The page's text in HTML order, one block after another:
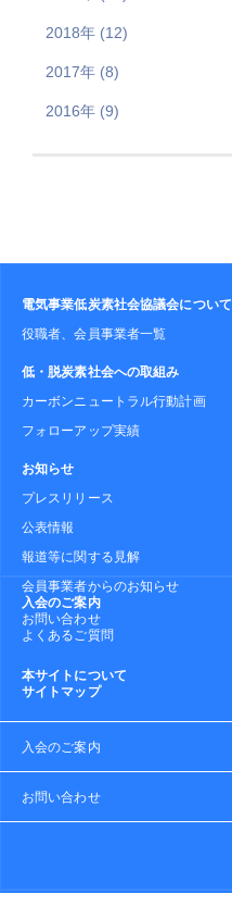
2018年 (12)
2017年 (8)
2016年 (9)
電気事業低炭素社会協議会について
役職者、会員事業者一覧
低・脱炭素社会への取組み
カーボンニュートラル行動計画
フォローアップ実績
お知らせ
プレスリリース
公表情報
報道等に関する見解
会員事業者からのお知らせ
入会のご案内
お問い合わせ
よくあるご質問
本サイトについて
サイトマップ
入会のご案内
お問い合わせ